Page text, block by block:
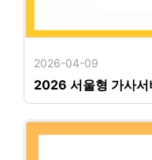
2026-04-09
2026 서울형 가사서